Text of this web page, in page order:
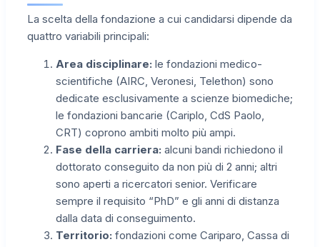
La scelta della fondazione a cui candidarsi dipende da
quattro variabili principali:
Area disciplinare: le fondazioni medico-
scientifiche (AIRC, Veronesi, Telethon) sono
dedicate esclusivamente a scienze biomediche;
le fondazioni bancarie (Cariplo, CdS Paolo,
CRT) coprono ambiti molto più ampi.
Fase della carriera: alcuni bandi richiedono il
dottorato conseguito da non più di 2 anni; altri
sono aperti a ricercatori senior. Verificare
sempre il requisito “PhD” e gli anni di distanza
dalla data di conseguimento.
Territorio: fondazioni come Cariparo, Cassa di